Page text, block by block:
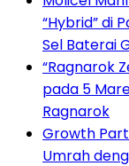
“Hybrid” di
Sel Baterai
“Ragnarok
pada 5
Ragnarok
Growth
Umrah